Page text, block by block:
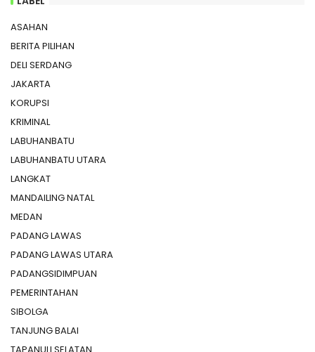
ASAHAN
BERITA PILIHAN
DELI SERDANG
JAKARTA
KORUPSI
KRIMINAL
LABUHANBATU
LABUHANBATU UTARA
LANGKAT
MANDAILING NATAL
MEDAN
PADANG LAWAS
PADANG LAWAS UTARA
PADANGSIDIMPUAN
PEMERINTAHAN
SIBOLGA
TANJUNG BALAI